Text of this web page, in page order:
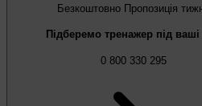
Безкоштовно Пропозиція
Підберемо тренажер під ваші
0 800 330 295